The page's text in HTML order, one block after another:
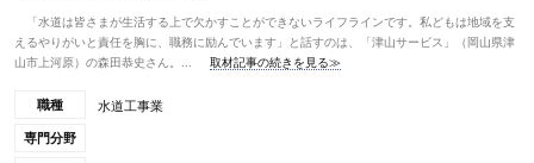
「水道は皆さまが生活する上で欠かすことができないライフラインです。私どもは地域を支
えるやりがいと責任を胸に、職務に励んでいます」と話すのは、「津山サービス」（岡山県津
山市上河原）の森田恭史さん。...
取材記事の続きを見る≫
職種 水道工事業
専門分野